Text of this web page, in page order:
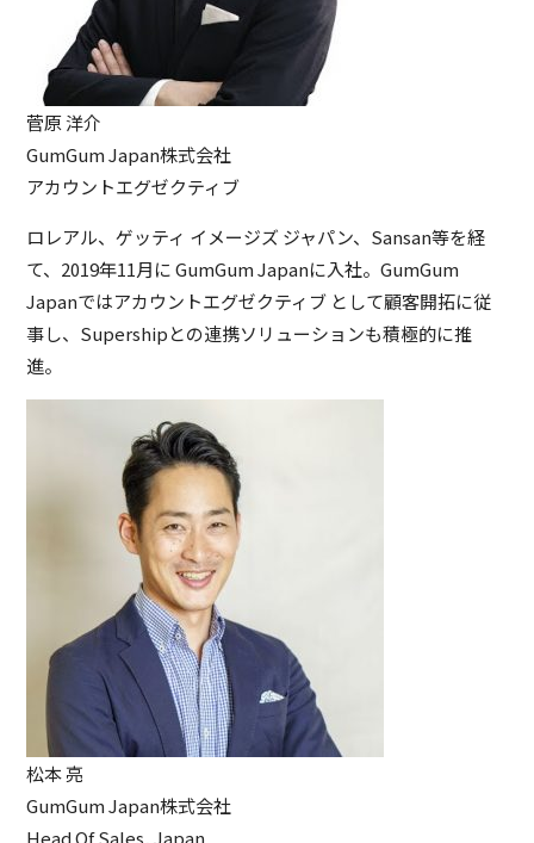
菅原 洋介
GumGum Japan株式会社
アカウントエグゼクティブ
ロレアル、ゲッティ イメージズ ジャパン、Sansan等を経
て、2019年11月に GumGum Japanに入社。GumGum
Japanではアカウントエグゼクティブ として顧客開拓に従
事し、Supershipとの連携ソリューションも積極的に推
進。
松本 亮
GumGum Japan株式会社
Head Of Sales, Japan